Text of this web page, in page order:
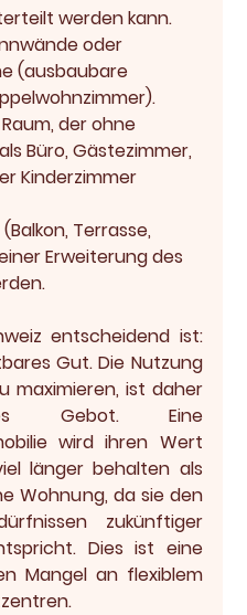
werden kann.
oder
(ausbaubare
der ohne
Büro, Gästezimmer,
Kinderzimmer
Terrasse,
Erweiterung des
Warum das in der Schweiz entscheidend ist:
Gut. Die Nutzung
maximieren, ist daher
Gebot. Eine
wird ihren Wert
länger behalten als
Wohnung, da sie den
zukünftiger
Dies ist eine
Mangel an flexiblem